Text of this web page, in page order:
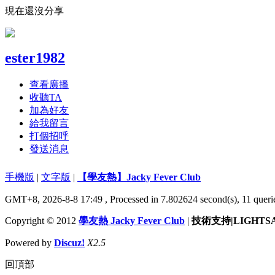
現在還沒分享
ester1982
查看廣播
收聽TA
加為好友
給我留言
打個招呼
發送消息
手機版 | 文字版 | 【學友熱】Jacky Fever Club
GMT+8, 2026-8-8 17:49 , Processed in 7.802624 second(s), 11
Copyright © 2012 學友熱 Jacky Fever Club | 技術支持
Powered by Discuz! X2.5
回頂部